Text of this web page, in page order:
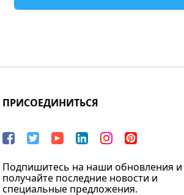
ПРИСОЕДИНИТЬСЯ
Подпишитесь на наши обновления и
получайте последние новости и
специальные предложения.